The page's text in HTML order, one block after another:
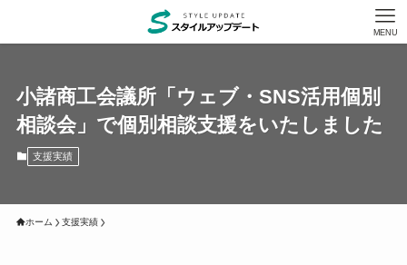
MENU
小諸商工会議所「ウェブ・SNS活用個別
相談会」で個別相談支援をいたしました
支援実績
ホーム 支援実績